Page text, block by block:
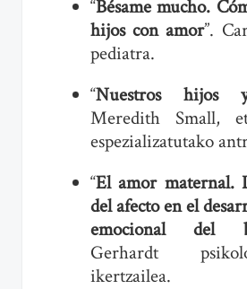
“Bésame mucho.
hijos con amor”.
pediatra.
“Nuestros hijos
Meredith Small,
espezializatutako
“El amor maternal.
del afecto en el
emocional del
Gerhardt
ikertzailea.